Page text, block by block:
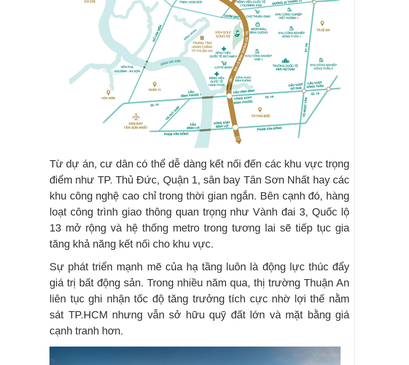
Từ dự án, cư dân có thể dễ dàng kết nối đến các khu vực trọng
điểm như TP. Thủ Đức, Quận 1, sân bay Tân Sơn Nhất hay các
khu công nghệ cao chỉ trong thời gian ngắn. Bên cạnh đó, hàng
loạt công trình giao thông quan trọng như Vành đai 3, Quốc lộ
13 mở rộng và hệ thống metro trong tương lai sẽ tiếp tục gia
tăng khả năng kết nối cho khu vực.
Sự phát triển mạnh mẽ của hạ tầng luôn là động lực thúc đẩy
giá trị bất động sản. Trong nhiều năm qua, thị trường Thuận An
liên tục ghi nhận tốc độ tăng trưởng tích cực nhờ lợi thế nằm
sát TP.HCM nhưng vẫn sở hữu quỹ đất lớn và mặt bằng giá
cạnh tranh hơn.